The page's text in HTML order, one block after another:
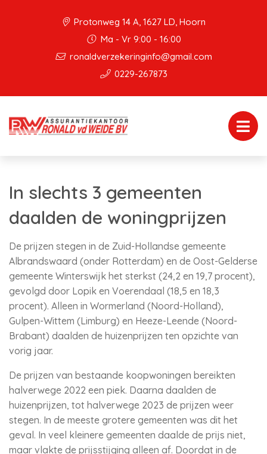
Protonweg 14 A, 1627 LD, Hoorn
Ma - Vr 9:00 - 16:00
ronaldverzekeringinfo@gmail.com
0229-267873
In slechts 3 gemeenten
daalden de woningprijzen
De prijzen stegen in de Zuid-Hollandse gemeente
Albrandswaard (onder Rotterdam) en de Oost-Gelderse
gemeente Winterswijk het sterkst (24,2 en 19,7 procent),
gevolgd door Lopik en Voerendaal (18,5 en 18,3
procent). Alleen in Wormerland (Noord-Holland),
Gulpen-Wittem (Limburg) en Heeze-Leende (Noord-
Brabant) daalden de huizenprijzen ten opzichte van
vorig jaar.
De prijzen van bestaande koopwoningen bereikten
halverwege 2022 een piek. Daarna daalden de
huizenprijzen, tot halverwege 2023 de prijzen weer
stegen. In de meeste grotere gemeenten was dit het
geval. In veel kleinere gemeenten daalde de prijs niet,
maar vlakte de prijsstijging alleen af. Doordat in de